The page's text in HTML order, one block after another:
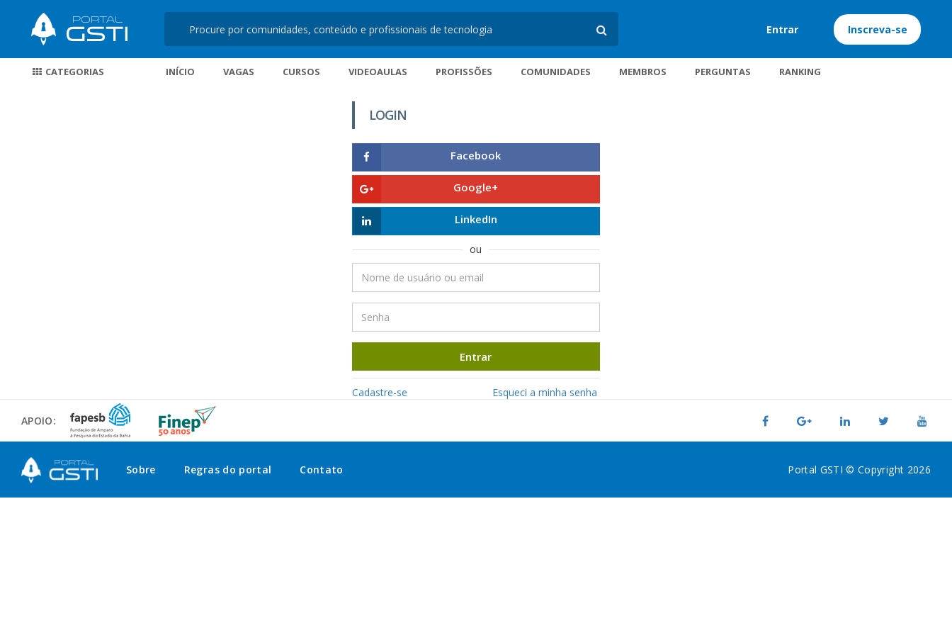
Entrar Inscreva-se
CATEGORIAS INÍCIO VAGAS CURSOS VIDEOAULAS PROFISSÕES COMUNIDADES MEMBROS PERGUNTAS RANKING
LOGIN
Facebook
Google+
LinkedIn
ou
Entrar
Cadastre-se Esqueci a minha senha
APOIO:
Sobre Regras do portal Contato Portal GSTI © Copyright 2026